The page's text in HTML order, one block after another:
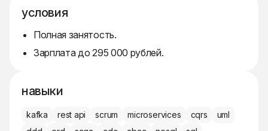
условия
Полная занятость.
Зарплата до 295 000 рублей.
навыки
kafka rest api scrum microservices cqrs
uml